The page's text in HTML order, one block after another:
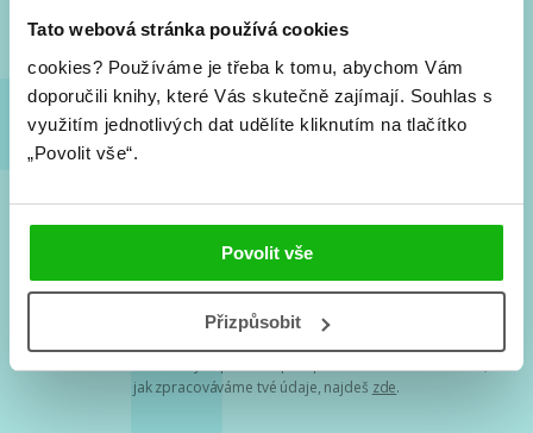
Tato webová stránka používá cookies
cookies? Používáme je třeba k tomu, abychom Vám
doporučili knihy, které Vás skutečně zajímají. Souhlas s
využitím jednotlivých dat udělíte kliknutím na tlačítko
„Povolit vše“.
Povolit vše
Přizpůsobit
Souhlasím spodmínkami zpracování osobních údajů
Tvá e-mailová adresa je u nás v bezpečí. Přečti si
jak zpracováváme tvé údaje, najdeš zde.